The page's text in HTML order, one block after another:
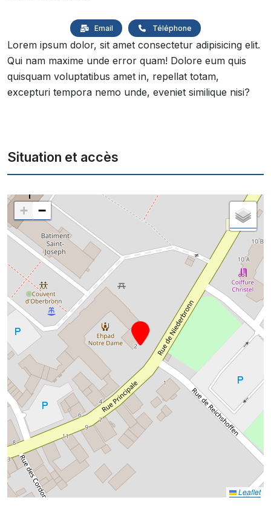
Email Téléphone
Lorem ipsum dolor, sit amet consectetur adipisicing elit.
Qui nam maxime unde error quam! Dolore eum quis
quisquam voluptatibus amet in, repellat totam,
excepturi tempora nemo unde, eveniet similique nisi?
Situation et accès
+ −
Leaflet